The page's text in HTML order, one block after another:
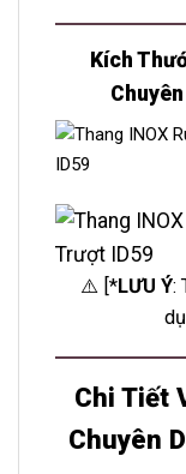
Kích
⚠️ [*LƯU Ý:
Chi Tiết
Chuyên